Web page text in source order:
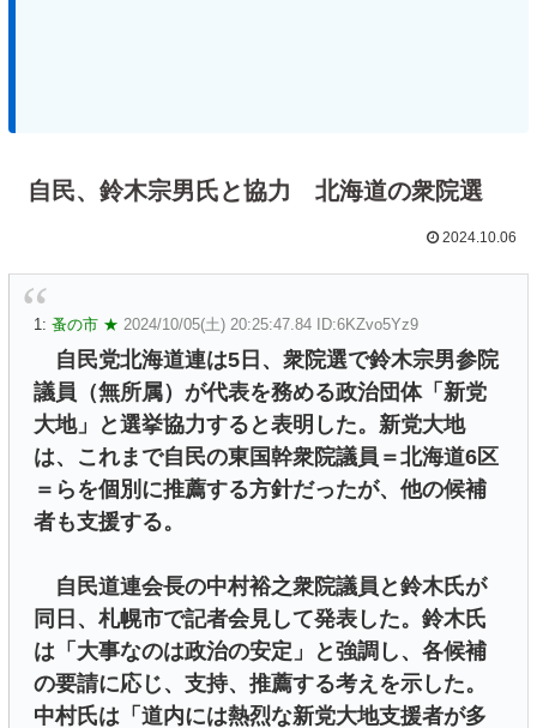
自民、鈴木宗男氏と協力 北海道の衆院選
2024.10.06
1: 蚤の市 ★ 2024/10/05(土) 20:25:47.84 ID:6KZvo5Yz9
自民党北海道連は5日、衆院選で鈴木宗男参院
議員（無所属）が代表を務める政治団体「新党
大地」と選挙協力すると表明した。新党大地
は、これまで自民の東国幹衆院議員＝北海道6区
＝らを個別に推薦する方針だったが、他の候補
者も支援する。
自民道連会長の中村裕之衆院議員と鈴木氏が
同日、札幌市で記者会見して発表した。鈴木氏
は「大事なのは政治の安定」と強調し、各候補
の要請に応じ、支持、推薦する考えを示した。
中村氏は「道内には熱烈な新党大地支援者が多